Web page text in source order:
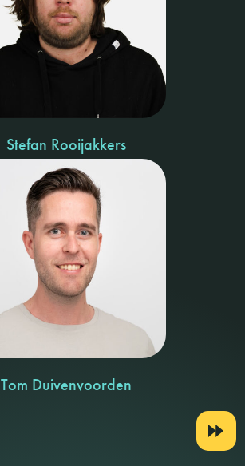
Stefan Rooijakkers
Tom Duivenvoorden